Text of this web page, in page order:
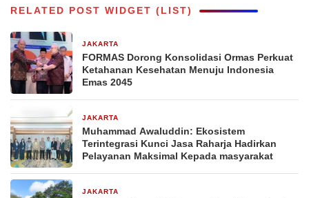
RELATED POST WIDGET (LIST)
JAKARTA
FORMAS Dorong Konsolidasi Ormas Perkuat
Ketahanan Kesehatan Menuju Indonesia
Emas 2045
JAKARTA
Muhammad Awaluddin: Ekosistem
Terintegrasi Kunci Jasa Raharja Hadirkan
Pelayanan Maksimal Kepada masyarakat
JAKARTA